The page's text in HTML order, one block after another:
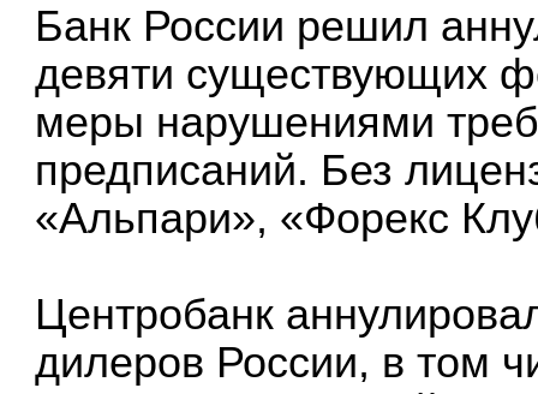
Банк России решил
девяти существующих
меры нарушениями
предписаний. Без
«Альпари», «Форекс
Центробанк
дилеров России, в том